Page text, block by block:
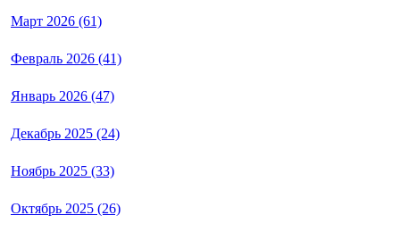
Март 2026 (61)
Февраль 2026 (41)
Январь 2026 (47)
Декабрь 2025 (24)
Ноябрь 2025 (33)
Октябрь 2025 (26)